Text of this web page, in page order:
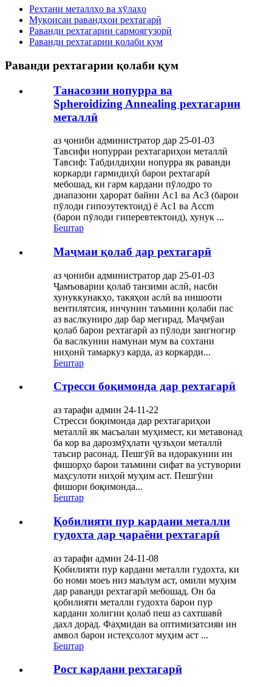
Рехтани металлҳо ва хӯлаҳо
Муқоисаи равандҳои рехтагарӣ
Раванди рехтагарии сармоягузорӣ
Раванди рехтагарии қолаби қум
Раванди рехтагарии қолаби қум
Танасозии нопурра ва
Spheroidizing Annealing рехтагарии
металлӣ
аз ҷониби администратор дар 25-01-03
Тавсифи нопурраи рехтагариҳои металлӣ
Тавсиф: Табдилдиҳии нопурра як раванди
коркарди гармидиҳӣ барои рехтагарӣ
мебошад, ки гарм кардани пӯлодро то
диапазони ҳарорат байни Ac1 ва Ac3 (барои
пӯлоди гипоэутектоид) ё Ac1 ва Accm
(барои пӯлоди гиперевтектоид), хунук ...
Бештар
Маҷмаи қолаб дар рехтагарӣ
аз ҷониби администратор дар 25-01-03
Ҷамъоварии қолаб танзими аслӣ, насби
хунуккунакҳо, такяҳои аслӣ ва иншооти
вентилятсия, инчунин таъмини қолаби пас
аз васлкуниро дар бар мегирад. Маҷмӯаи
қолаб барои рехтагарӣ аз пӯлоди зангногир
ба васлкунии намунаи мум ва сохтани
ниҳонӣ тамаркуз карда, аз коркарди...
Бештар
Стресси боқимонда дар рехтагарӣ
аз тарафи админ 24-11-22
Стресси боқимонда дар рехтагариҳои
металлӣ як масъалаи муҳимест, ки метавонад
ба кор ва дарозмӯҳлати ҷузъҳои металлӣ
таъсир расонад. Пешгӯӣ ва идоракунии ин
фишорҳо барои таъмини сифат ва устувории
маҳсулоти ниҳоӣ муҳим аст. Пешгӯии
фишори боқимонда...
Бештар
Қобилияти пур кардани металли
гудохта дар ҷараёни рехтагарӣ
аз тарафи админ 24-11-08
Қобилияти пур кардани металли гудохта, ки
бо номи моеъ низ маълум аст, омили муҳим
дар раванди рехтагарӣ мебошад. Он ба
қобилияти металли гудохта барои пур
кардани холигии қолаб пеш аз сахтшавӣ
дахл дорад. Фаҳмидан ва оптимизатсияи ин
амвол барои истеҳсолот муҳим аст ...
Бештар
Рост кардани рехтагарӣ